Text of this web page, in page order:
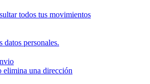
todos tus movimientos
datos personales.
elimina una dirección